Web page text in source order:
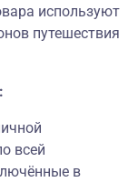
используют
путешествия
всей
в